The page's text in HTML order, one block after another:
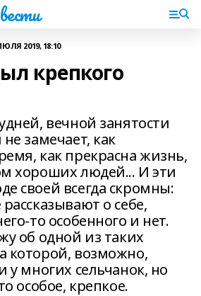
2019, 18:10
крепкого
вечной занятости
замечает, как
как прекрасна жизнь,
хороших людей... И эти
своей всегда скромны:
о себе,
то особенного и нет.
об одной из таких
которой, возможно,
у многих сельчанок, но
особое, крепкое.